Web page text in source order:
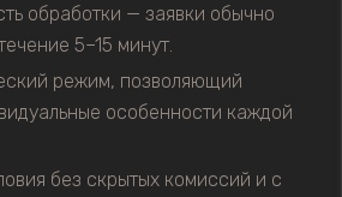
обработки — заявки обычно
5–15 минут.
режим, позволяющий
особенности каждой
без скрытых комиссий и с